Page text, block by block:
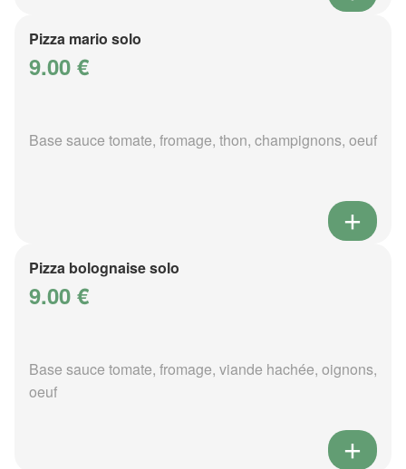
Pizza mario solo
9.00 €
Base sauce tomate, fromage, thon, champignons, oeuf
Pizza bolognaise solo
9.00 €
Base sauce tomate, fromage, viande hachée, oignons,
oeuf